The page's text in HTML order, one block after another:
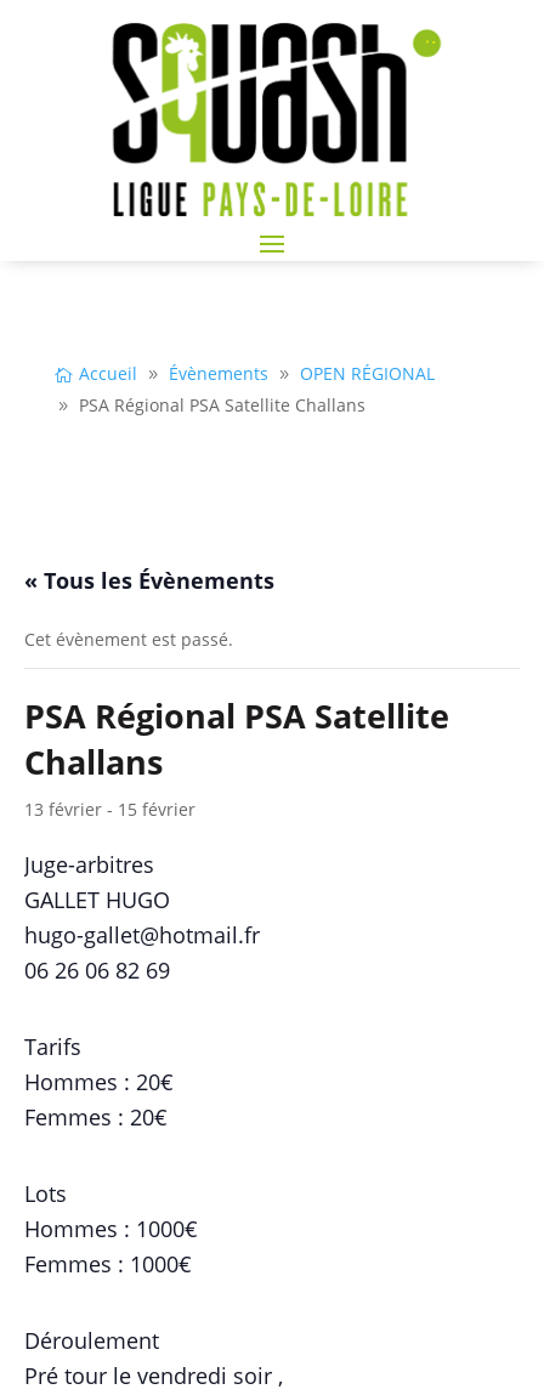
Accueil Évènements
OPEN RÉGIONAL
PSA Régional PSA Satellite Challans
« Tous les Évènements
Cet évènement est passé.
PSA Régional PSA Satellite
Challans
13 février - 15 février
Juge-arbitres
GALLET HUGO
hugo-gallet@hotmail.fr
06 26 06 82 69
Tarifs
Hommes : 20€
Femmes : 20€
Lots
Hommes : 1000€
Femmes : 1000€
Déroulement
Pré tour le vendredi soir ,